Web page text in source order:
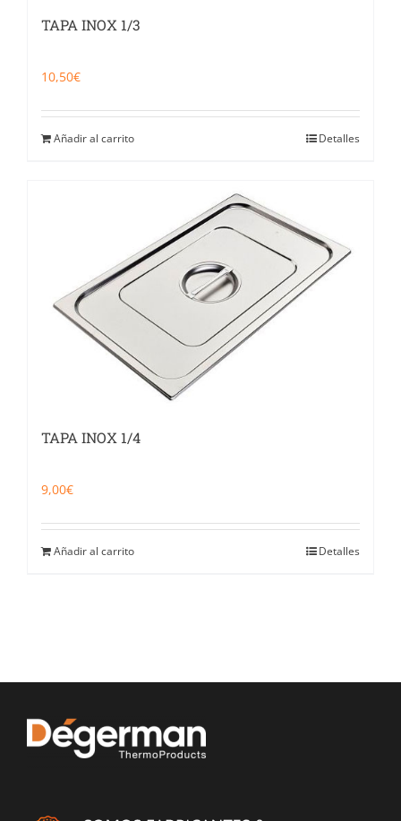
TAPA INOX 1/3
10,50€
Añadir al carrito Detalles
TAPA INOX 1/4
9,00€
Añadir al carrito Detalles